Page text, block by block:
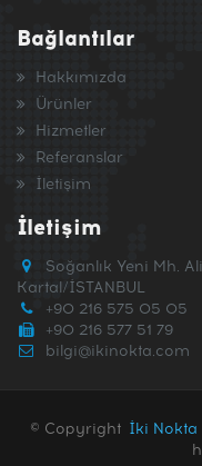
Bağlantılar
Hakkımızda
Ürünler
Hizmetler
Referanslar
İletişim
İletişim
Soğanlık Yeni Mh.
Kartal/İSTANBUL
+90 216 575 05 05
+90 216 577 51 79
bilgi@ikinokta.com
© Copyright İki Nokta